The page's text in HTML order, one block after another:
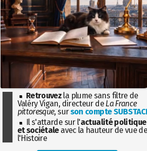
Retrouvez la plume sans filtre de
Valéry Vigan, directeur de La France
pittoresque, surson compte
Il s'attarde sur l'actualité politique
et sociétaleavec la hauteur de vue
l'Histoire